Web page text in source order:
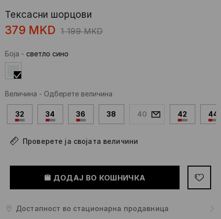
Тексасни шорцови
379 MKD 1 199 MKD
Боја - светло сино
Величина - Одберете величина
32 34 36 38 40 42 44
Проверете ја својата величини
ДОДАЈ ВО КОШНИЧКА
Достапност во стационарна продавница